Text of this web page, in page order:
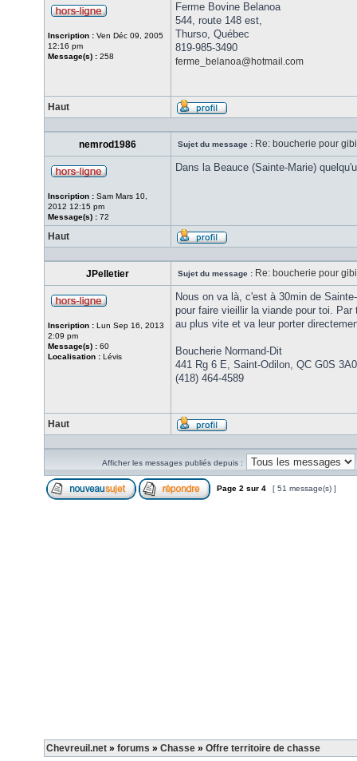
Inscription : Ven Déc 09, 2005
12:16 pm
Message(s) : 258
Ferme Bovine Belanoa
544, route 148 est,
Thurso, Québec
819-985-3490
ferme_belanoa@hotmail.com
Haut
nemrod1986 Sujet du message : Re: boucherie pour
Inscription : Sam Mars 10,
2012 12:15 pm
Message(s) : 72
Dans la Beauce (Sainte-Marie)
Haut
JPelletier Sujet du message : Re: boucherie pour
Inscription : Lun Sep 16, 2013
2:09 pm
Message(s) : 60
Localisation : Lévis
Nous on va là, c'est à 30min de
pour faire vieillir la viande pour toi.
au plus vite et va leur porter
Boucherie Normand-Dit
441 Rg 6 E, Saint-Odilon, QC G0S 3A0
(418) 464-4589
Haut
Afficher les messages publiés depuis :
Page 2 sur 4 [ 51 message(s) ]
Chevreuil.net » forums » Chasse » Offre territoire de chasse